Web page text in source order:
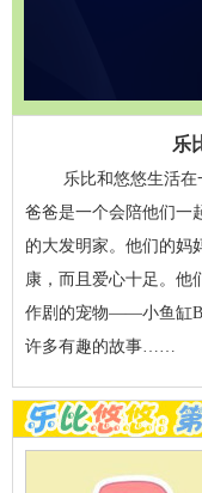
乐
乐比和悠悠生活在
爸爸是一个会陪他们一
的大发明家。他们的妈
康，而且爱心十足。他
作剧的宠物——小鱼缸
许多有趣的故事……